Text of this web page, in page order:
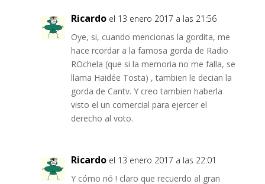
Ricardo el 13 enero 2017 a las 21:56
Oye, si, cuando mencionas la gordita, me
hace rcordar a la famosa gorda de Radio
ROchela (que si la memoria no me falla, se
llama Haidée Tosta) , tambien le decian la
gorda de Cantv. Y creo tambien haberla
visto el un comercial para ejercer el
derecho al voto.
Ricardo el 13 enero 2017 a las 22:01
Y cómo nó ! claro que recuerdo al gran